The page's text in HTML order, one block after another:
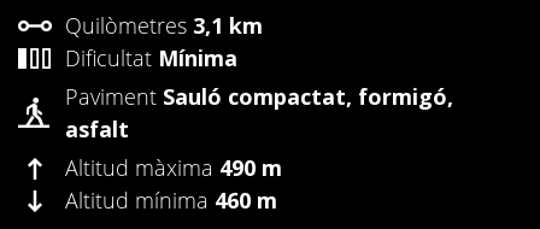
Quilòmetres 3,1 km
Dificultat Mínima
Paviment Sauló compactat, formigó,
asfalt
Altitud màxima 490 m
Altitud mínima 460 m